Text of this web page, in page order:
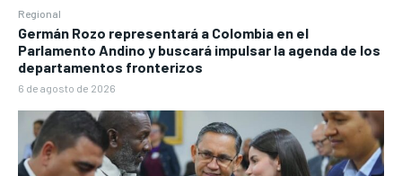
Regional
Germán Rozo representará a Colombia en el
Parlamento Andino y buscará impulsar la agenda de los
departamentos fronterizos
6 de agosto de 2026